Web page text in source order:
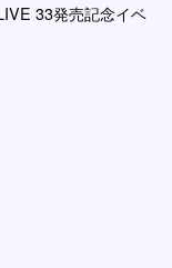
33発売記念イベ